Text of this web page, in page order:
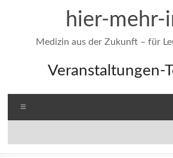
hier-mehr-
Medizin aus der Zukunft – für
Veranstaltungen-